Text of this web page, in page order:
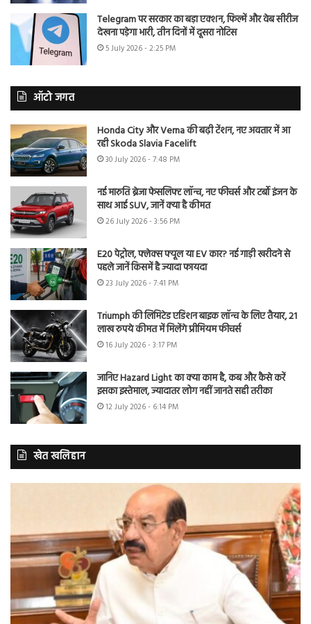
Telegram पर सरकार का बड़ा एक्शन, फिल्में और वेब सीरीज
देखना पड़ेगा भारी, तीन दिनों में दूसरा नोटिस
5 July 2026 - 2:25 PM
ऑटो जगत
Honda City और Verna की बढ़ी टेंशन, नए अवतार में आ
रही Skoda Slavia Facelift
30 July 2026 - 7:48 PM
नई मारुति ब्रेजा फेसलिफ्ट लॉन्च, नए फीचर्स और टर्बो इंजन के
साथ आई SUV, जानें क्या है कीमत
26 July 2026 - 3:56 PM
E20 पेट्रोल, फ्लेक्स फ्यूल या EV कार? नई गाड़ी खरीदने से
पहले जानें किसमें है ज्यादा फायदा
23 July 2026 - 7:41 PM
Triumph की लिमिटेड एडिशन बाइक लॉन्च के लिए तैयार, 21
लाख रुपये कीमत में मिलेंगे प्रीमियम फीचर्स
16 July 2026 - 3:17 PM
जानिए Hazard Light का क्या काम है, कब और कैसे करें
इसका इस्तेमाल, ज्यादातर लोग नहीं जानते सही तरीका
12 July 2026 - 6:14 PM
खेत खलिहान